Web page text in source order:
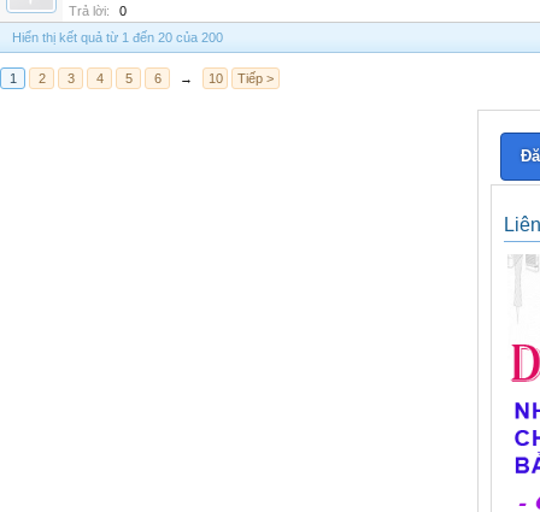
Trả lời:
0
Hiển thị kết quả từ 1 đến 20 của 200
1 2 3 4 5 6 → 10 Tiếp >